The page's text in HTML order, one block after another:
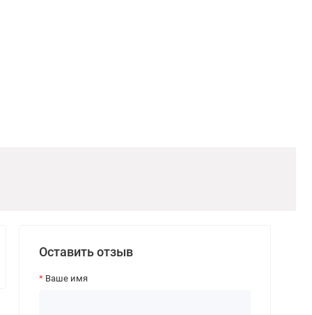
Оставить отзыв
Ваше имя